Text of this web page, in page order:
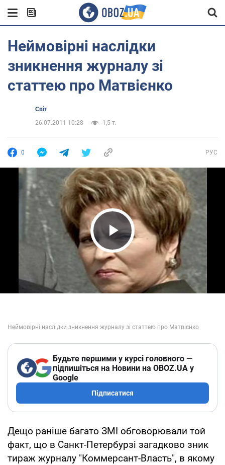
Неймовірні наслідки
зникнення журналу зі
статтею про Матвієнко
Світ
26.07.2011 10:28
1,5 т.
0 РУС
Play Video
Будьте першими у курсі головного —
підпишіться на Новини на OBOZ.UA у
Google
Підписатися
Дещо раніше багато ЗМІ обговорювали той
факт, що в Санкт-Петербурзі загадково зник
тираж журналу "Коммерсант-Власть", в якому